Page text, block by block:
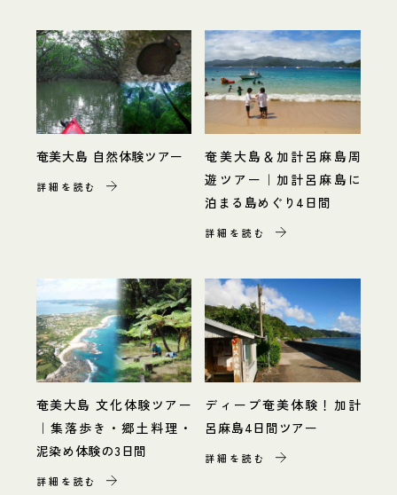
奄美大島 自然体験ツアー
詳細を読む
奄美大島＆加計呂麻島周
遊ツアー｜加計呂麻島に
泊まる島めぐり4日間
詳細を読む
奄美大島 文化体験ツアー
｜集落歩き・郷土料理・
泥染め体験の3日間
詳細を読む
ディープ奄美体験！加計
呂麻島4日間ツアー
詳細を読む